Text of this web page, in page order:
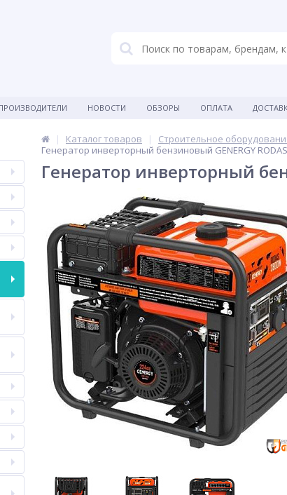
НОВОСТИ ОБЗОРЫ ОПЛАТА
Каталог товаров Строительное
Генератор инверторный бензиновый GENERGY
Генератор инверторный